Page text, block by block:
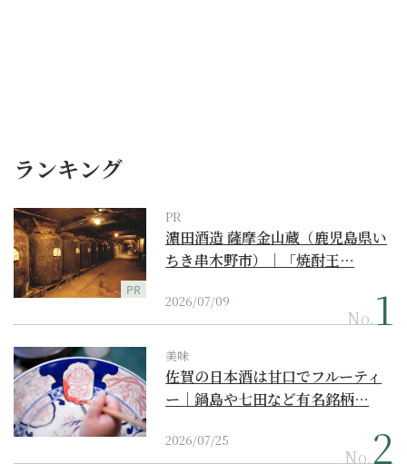
ランキング
PR
PR
濵田酒造 薩摩金山蔵（鹿児島県い
ちき串木野市）｜「焼酎王…
2026/07/09
No.
美味
佐賀の日本酒は甘口でフルーティ
ー｜鍋島や七田など有名銘柄…
2026/07/25
No.